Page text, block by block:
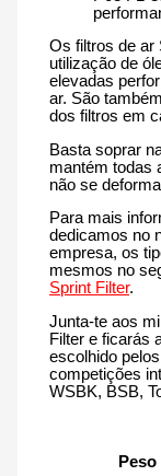
Os filtros de ar
utilização de
elevadas
ar. São
dos filtros em
Basta soprar
mantém todas
não se
Para mais
dedicamos no
empresa, os
mesmos no
Sprint Filter.
Junta-te aos
Filter e ficarás
escolhido
competições
WSBK, BSB,
Peso